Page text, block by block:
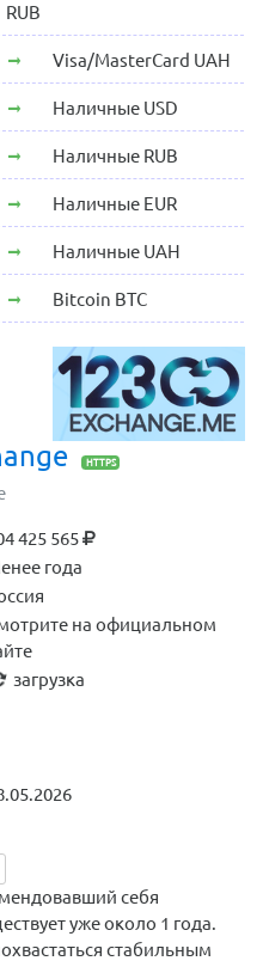
RUB
Visa/MasterCard UAH
Наличные USD
Наличные RUB
Наличные EUR
Наличные UAH
Bitcoin BTC
HTTPS
425 565
года
на официальном
загрузка
себя
уже около 1 года.
стабильным